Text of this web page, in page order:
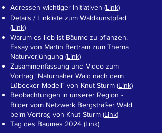
Adressen wichtiger Initiativen (Link)
Details / Linkliste zum Waldkunstpfad
(Link)
Warum es lieb ist Bäume zu pflanzen.
Essay von Martin Bertram zum Thema
Naturverjüngung (Link)
Zusammenfassung und Video zum
Vortrag "Naturnaher Wald nach dem
Lübecker Modell" von Knut Sturm (Link)
Beobachtungen in unserer Region -
Bilder vom Netzwerk Bergsträßer Wald
beim Vortrag von Knut Sturm (Link)
Tag des Baumes 2024 (Link)